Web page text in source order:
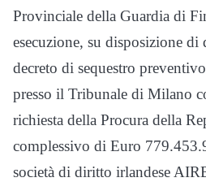
Provinciale della Guardia di
esecuzione, su disposizione
decreto di sequestro
presso il Tribunale di Milano
richiesta della Procura della
complessivo di Euro
società di diritto irlandese